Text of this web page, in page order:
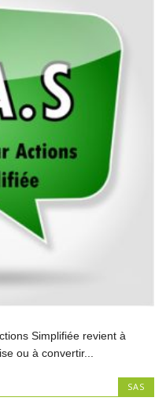
Simplifiée revient à
ou à convertir...
SAS